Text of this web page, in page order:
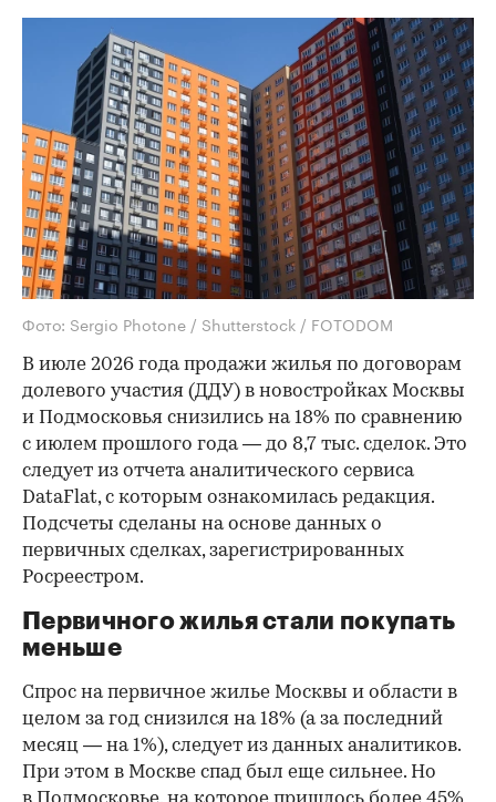
Фото: Sergio Photone / Shutterstock / FOTODOM
В июле 2026 года продажи жилья по договорам
долевого участия (ДДУ) в новостройках Москвы
и Подмосковья снизились на 18% по сравнению
с июлем прошлого года — до 8,7 тыс. сделок. Это
следует из отчета аналитического сервиса
DataFlat, с которым ознакомилась редакция.
Подсчеты сделаны на основе данных о
первичных сделках, зарегистрированных
Росреестром.
Первичного жилья стали покупать
меньше
Спрос на первичное жилье Москвы и области в
целом за год снизился на 18% (а за последний
месяц — на 1%), следует из данных аналитиков.
При этом в Москве спад был еще сильнее. Но